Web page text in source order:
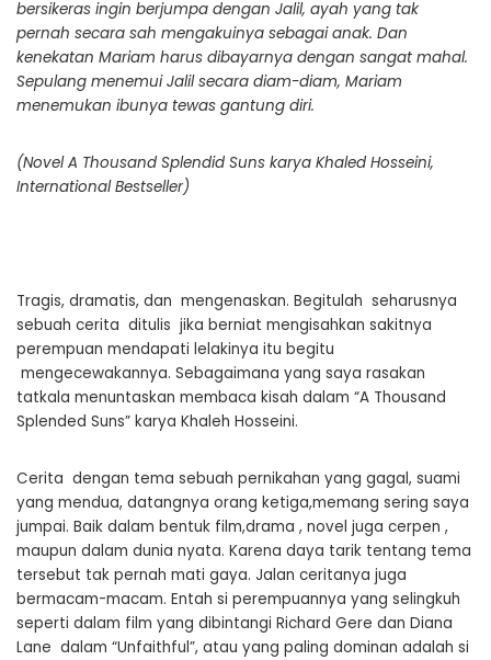
bersikeras ingin berjumpa dengan Jalil, ayah yang tak
pernah secara sah mengakuinya sebagai anak. Dan
kenekatan Mariam harus dibayarnya dengan sangat mahal.
Sepulang menemui Jalil secara diam-diam, Mariam
menemukan ibunya tewas gantung diri.
(Novel A Thousand Splendid Suns karya Khaled Hosseini,
International Bestseller)
Tragis, dramatis, dan mengenaskan. Begitulah seharusnya
sebuah cerita ditulis jika berniat mengisahkan sakitnya
perempuan mendapati lelakinya itu begitu
mengecewakannya. Sebagaimana yang saya rasakan
tatkala menuntaskan membaca kisah dalam “A Thousand
Splended Suns” karya Khaleh Hosseini.
Cerita dengan tema sebuah pernikahan yang gagal, suami
yang mendua, datangnya orang ketiga,memang sering saya
jumpai. Baik dalam bentuk film,drama , novel juga cerpen ,
maupun dalam dunia nyata. Karena daya tarik tentang tema
tersebut tak pernah mati gaya. Jalan ceritanya juga
bermacam-macam. Entah si perempuannya yang selingkuh
seperti dalam film yang dibintangi Richard Gere dan Diana
Lane dalam “Unfaithful”, atau yang paling dominan adalah si